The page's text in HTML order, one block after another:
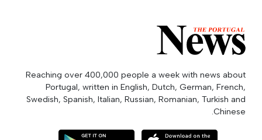
Reaching over 400,000 people a week with news about
Portugal, written in English, Dutch, German, French,
Swedish, Spanish, Italian, Russian, Romanian, Turkish and
Chinese.